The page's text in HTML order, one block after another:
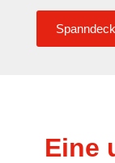
Eine